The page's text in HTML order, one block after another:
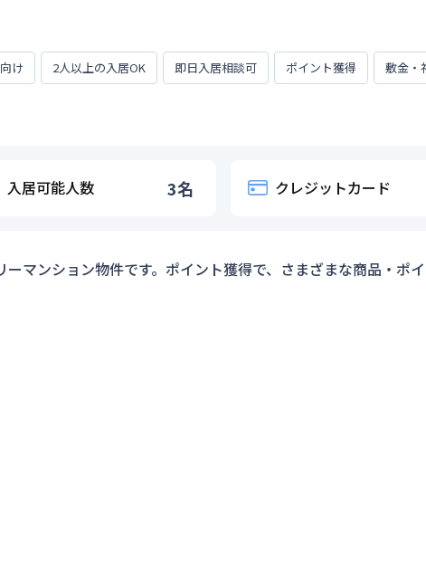
つ１か月（30日）以上ご利用のお客様
け 2人以上の入居OK 即日入居相談可 ポイント獲得 敷金・
入居可能人数 3名 クレジットカード
ーマンション物件です。ポイント獲得で、さまざまな商品・ポ